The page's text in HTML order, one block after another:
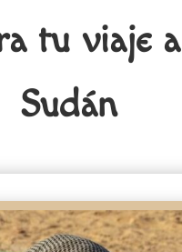
tu viaje a
Sudán